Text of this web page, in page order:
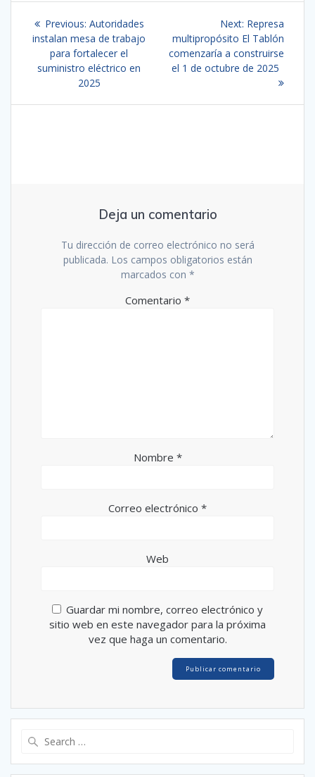
Navegación
de
entradas
Previous: Previous
post:
Autoridades
instalan mesa de trabajo
para fortalecer el
suministro eléctrico en
2025
Next: Next
post:
Represa
multipropósito El Tablón
comenzaría a construirse
el 1 de octubre de 2025
Deja un comentario
Tu dirección de correo electrónico no será
publicada. Los campos obligatorios están
marcados con *
Comentario *
Nombre *
Correo electrónico *
Web
Guardar mi nombre, correo electrónico y
sitio web en este navegador para la próxima
vez que haga un comentario.